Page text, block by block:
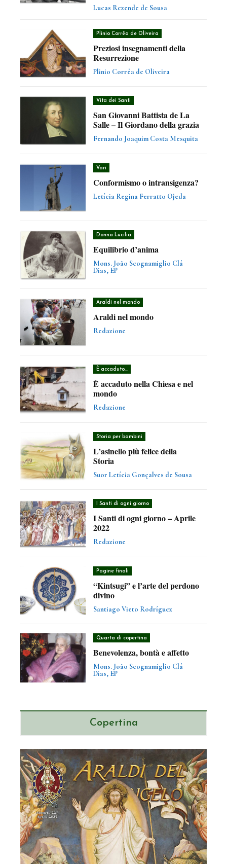
Lucas Rezende de Sousa
Plinio Corrêa de Oliveira
Preziosi insegnamenti della
Resurrezione
Plinio Corrêa de Oliveira
Vita dei Santi
San Giovanni Battista de La
Salle – Il Giordano della grazia
Fernando Joaquim Costa Mesquita
Vari
Conformismo o intransigenza?
Letícia Regina Ferratto Ojeda
Donna Lucilia
Equilibrio d’anima
Mons. João Scognamiglio Clá
Dias, EP
Araldi nel mondo
Araldi nel mondo
Redazione
È accaduto...
È accaduto nella Chiesa e nel
mondo
Redazione
Storia per bambini
L’asinello più felice della
Storia
Suor Letícia Gonçalves de Sousa
I Santi di ogni giorno
I Santi di ogni giorno – Aprile
2022
Redazione
Pagine finali
“Kintsugi” e l’arte del perdono
divino
Santiago Vieto Rodríguez
Quarta di copertina
Benevolenza, bontà e affetto
Mons. João Scognamiglio Clá
Dias, EP
Copertina